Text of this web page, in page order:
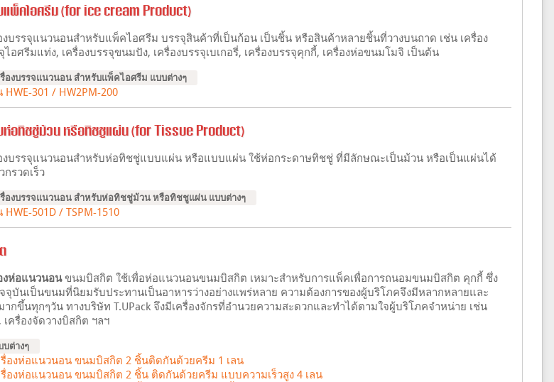
แพ็คไอศรีม (for ice cream Product)
งบรรจุแนวนอนสำหรับแพ็คไอศรีม บรรจุสินค้าที่เป็นก้อน เป็นชิ้น หรือสินค้าหลายชิ้นที่วางบนถาด เช่น เครื่อง
ไอศรีมแท่ง, เครื่องบรรจุขนมปัง, เครื่องบรรจุเบเกอรี่, เครื่องบรรจุคุกกี้, เครื่องห่อขนมโมจิ เป็นต้น
รื่องบรรจแนวนอน สำหรับแพ็คไอศรีม แบบต่างๆ
HWE-301 / HW2PM-200
ห่อทิชชู่ม้วน หรือทิชชูแผ่น (for Tissue Product)
งบรรจุแนวนอนสำหรับห่อทิชชู่แบบแผ่น หรือแบบแผ่น ใช้ห่อกระดาษทิชชู่ ที่มีลักษณะเป็นม้วน หรือเป็นแผ่นได้
กรวดเร็ว
รื่องบรรจแนวนอน สำหรับห่อทิชชู่ม้วน หรือทิชชูแผ่น แบบต่างๆ
HWE-501D / TSPM-1510
งห่อแนวนอนขนมบิสกิต ใช้เพื่อห่อแนวนอนขนมบิสกิต เหมาะสำหรับการแพ็คเพื่อการถนอมขนมบิสกิต คุกกี้ ซึ่ง
จุบันเป็นขนมที่นิยมรับประทานเป็นอาหารว่างอย่างแพร่หลาย ความต้องการของผู้บริโภคจึงมีหลากหลายและ
ากขึ้นทุกๆวัน ทางบริษัท T.UPack จึงมีเครื่องจักรที่อำนวยความสะดวกและทำได้ตามใจผู้บริโภคจำหน่าย เช่น
ครื่องจัดวางบิสกิต ฯลฯ
ต่างๆ
รื่องห่อแนวนอน ขนมบิสกิต 2 ชิ้นติดกันด้วยครีม 1 เลน
รื่องห่อแนวนอน ขนมบิสกิต 2 ชิ้น ติดกันด้วยครีม แบบความเร็วสูง 4 เลน